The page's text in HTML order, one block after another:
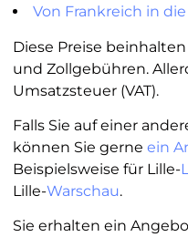
Von Frankreich in
Diese Preise
und Zollgebühren.
Umsatzsteuer (VAT).
Falls Sie auf einer
können Sie gerne ein
Beispielsweise für Lille-
Lille-Warschau.
Sie erhalten ein